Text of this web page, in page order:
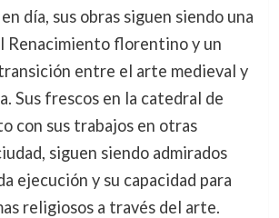
día, sus obras siguen siendo una
Renacimiento florentino y un
entre el arte medieval y
Sus frescos en la catedral de
con sus trabajos en otras
siguen siendo admirados
ejecución y su capacidad para
religiosos a través del arte.